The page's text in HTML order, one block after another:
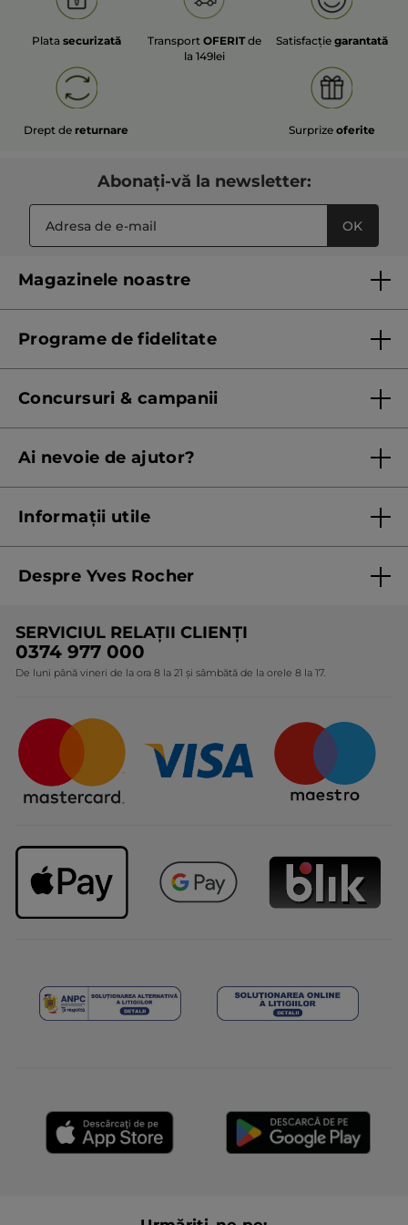
Plata securizată Transport OFERITde
la 149lei
Satisfacțiegarantată
Drept de returnare Surprize oferite
Abonați-vă la newsletter:
OK
Magazinele noastre
Programe de fidelitate
Concursuri & campanii
Listă prețuri standard
Ai nevoie de ajutor?
Informații utile
Termeni și condiții pentru vanzarea la distanță a
Politica de confidențialitate
Protecția Consumatorilor - A.N.P.C.
Despre Yves Rocher
Expertiza noastră botanică
Angajamentele noastre
Întrebări frecvente
SERVICIUL RELAȚII CLIENȚI
0374 977 000
De luni până vineri de la ora 8 la 21 și sâmbătă de la orele 8 la 17.